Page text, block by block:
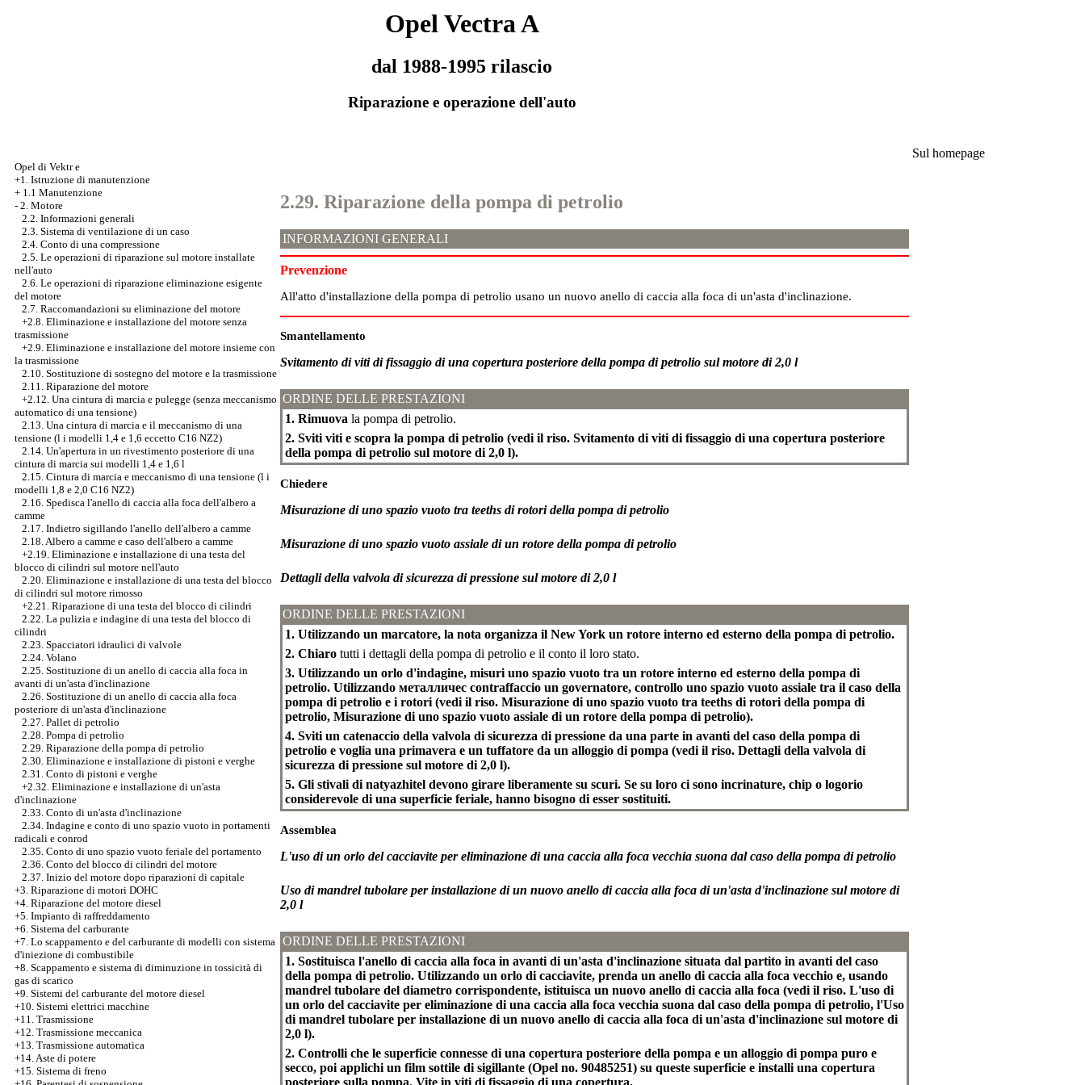
Opel Vectra A
dal 1988-1995 rilascio
Riparazione e operazione dell'auto
Opel di Vektr e
+1. Istruzione di manutenzione
+ 1.1 Manutenzione
- 2. Motore
2.2. Informazioni generali
2.3. Sistema di ventilazione di un caso
2.4. Conto di una compressione
2.5. Le operazioni di riparazione sul motore installate
nell'auto
2.6. Le operazioni di riparazione eliminazione esigente
del motore
2.7. Raccomandazioni su eliminazione del motore
+2.8. Eliminazione e installazione del motore senza
trasmissione
+2.9. Eliminazione e installazione del motore insieme con
la trasmissione
2.10. Sostituzione di sostegno del motore e la trasmissione
2.11. Riparazione del motore
+2.12. Una cintura di marcia e pulegge (senza meccanismo
automatico di una tensione)
2.13. Una cintura di marcia e il meccanismo di una
tensione (l i modelli 1,4 e 1,6 eccetto C16 NZ2)
2.14. Un'apertura in un rivestimento posteriore di una
cintura di marcia sui modelli 1,4 e 1,6 l
2.15. Cintura di marcia e meccanismo di una tensione (l i
modelli 1,8 e 2,0 C16 NZ2)
2.16. Spedisca l'anello di caccia alla foca dell'albero a
camme
2.17. Indietro sigillando l'anello dell'albero a camme
2.18. Albero a camme e caso dell'albero a camme
+2.19. Eliminazione e installazione di una testa del
blocco di cilindri sul motore nell'auto
2.20. Eliminazione e installazione di una testa del blocco
di cilindri sul motore rimosso
+2.21. Riparazione di una testa del blocco di cilindri
2.22. La pulizia e indagine di una testa del blocco di
cilindri
2.23. Spacciatori idraulici di valvole
2.24. Volano
2.25. Sostituzione di un anello di caccia alla foca in
avanti di un'asta d'inclinazione
2.26. Sostituzione di un anello di caccia alla foca
posteriore di un'asta d'inclinazione
2.27. Pallet di petrolio
2.28. Pompa di petrolio
2.29. Riparazione della pompa di petrolio
2.30. Eliminazione e installazione di pistoni e verghe
2.31. Conto di pistoni e verghe
+2.32. Eliminazione e installazione di un'asta
d'inclinazione
2.33. Conto di un'asta d'inclinazione
2.34. Indagine e conto di uno spazio vuoto in portamenti
radicali e conrod
2.35. Conto di uno spazio vuoto feriale del portamento
2.36. Conto del blocco di cilindri del motore
2.37. Inizio del motore dopo riparazioni di capitale
+3. Riparazione di motori DOHC
+4. Riparazione del motore diesel
+5. Impianto di raffreddamento
+6. Sistema del carburante
+7. Lo scappamento e del carburante di modelli con sistema
d'iniezione di combustibile
+8. Scappamento e sistema di diminuzione in tossicità di
gas di scarico
+9. Sistemi del carburante del motore diesel
+10. Sistemi elettrici macchine
+11. Trasmissione
+12. Trasmissione meccanica
+13. Trasmissione automatica
+14. Aste di potere
+15. Sistema di freno
2.29. Riparazione della pompa di petrolio
INFORMAZIONI GENERALI
Prevenzione
All'atto d'installazione della pompa di petrolio usano un nuovo anello di caccia alla foca di un'asta d'inclinazione.
Smantellamento
Svitamento di viti di fissaggio di una copertura posteriore della pompa di petrolio sul motore di 2,0 l
ORDINE DELLE PRESTAZIONI
1. Rimuova la pompa di petrolio.
2. Sviti viti e scopra la pompa di petrolio (vedi il riso. Svitamento di viti di fissaggio di una copertura posteriore
della pompa di petrolio sul motore di 2,0 l).
Chiedere
Misurazione di uno spazio vuoto tra teeths di rotori della pompa di petrolio
Misurazione di uno spazio vuoto assiale di un rotore della pompa di petrolio
Dettagli della valvola di sicurezza di pressione sul motore di 2,0 l
ORDINE DELLE PRESTAZIONI
1. Utilizzando un marcatore, la nota organizza il New York un rotore interno ed esterno della pompa di petrolio.
2. Chiaro tutti i dettagli della pompa di petrolio e il conto il loro stato.
3. Utilizzando un orlo d'indagine, misuri uno spazio vuoto tra un rotore interno ed esterno della pompa di
petrolio. Utilizzando металличес contraffaccio un governatore, controllo uno spazio vuoto assiale tra il caso della
pompa di petrolio e i rotori (vedi il riso. Misurazione di uno spazio vuoto tra teeths di rotori della pompa di
petrolio, Misurazione di uno spazio vuoto assiale di un rotore della pompa di petrolio).
4. Sviti un catenaccio della valvola di sicurezza di pressione da una parte in avanti del caso della pompa di
petrolio e voglia una primavera e un tuffatore da un alloggio di pompa (vedi il riso. Dettagli della valvola di
sicurezza di pressione sul motore di 2,0 l).
5. Gli stivali di natyazhitel devono girare liberamente su scuri. Se su loro ci sono incrinature, chip o logorio
considerevole di una superficie feriale, hanno bisogno di esser sostituiti.
Assemblea
L'uso di un orlo del cacciavite per eliminazione di una caccia alla foca vecchia suona dal caso della pompa di petrolio
Uso di mandrel tubolare per installazione di un nuovo anello di caccia alla foca di un'asta d'inclinazione sul motore di
2,0 l
ORDINE DELLE PRESTAZIONI
1. Sostituisca l'anello di caccia alla foca in avanti di un'asta d'inclinazione situata dal partito in avanti del caso
della pompa di petrolio. Utilizzando un orlo di cacciavite, prenda un anello di caccia alla foca vecchio e, usando
mandrel tubolare del diametro corrispondente, istituisca un nuovo anello di caccia alla foca (vedi il riso. L'uso di
un orlo del cacciavite per eliminazione di una caccia alla foca vecchia suona dal caso della pompa di petrolio, l'Uso
di mandrel tubolare per installazione di un nuovo anello di caccia alla foca di un'asta d'inclinazione sul motore di
2,0 l).
2. Controlli che le superficie connesse di una copertura posteriore della pompa e un alloggio di pompa puro e
secco, poi applichi un film sottile di sigillante (Opel no. 90485251) su queste superficie e installi una copertura
posteriore sulla pompa. Vite in viti di fissaggio di una copertura.
Sul homepage